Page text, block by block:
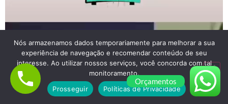
Orçamentos
Nós armazenamos dados temporariamente para melhorar a sua
experiência de navegação e recomendar conteúdo de seu
interesse. Ao utilizar nossos serviços, você concorda com tal
monitoramento.
Prosseguir
Políticas de Privacidade